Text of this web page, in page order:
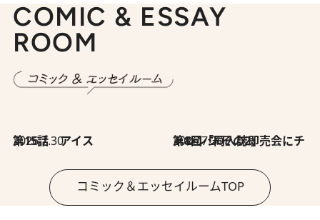
COMIC & ESSAY
ROOM
2026.7.30
第15話 アイス 2026.7.30
第8回「同人誌即売会にチャレンジ その2」
コミック＆エッセイルームTOP